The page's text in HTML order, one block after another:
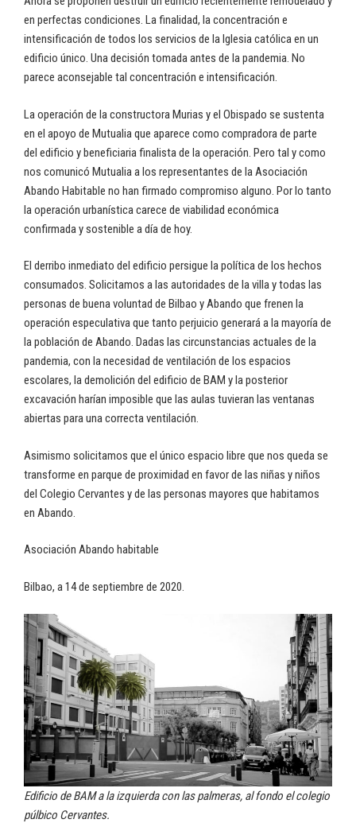
en perfectas condiciones. La finalidad, la concentración e
intensificación de todos los servicios de la Iglesia católica en un
edificio único. Una decisión tomada antes de la pandemia. No
parece aconsejable tal concentración e intensificación.
La operación de la constructora Murias y el Obispado se sustenta
en el apoyo de Mutualia que aparece como compradora de parte
del edificio y beneficiaria finalista de la operación. Pero tal y como
nos comunicó Mutualia a los representantes de la Asociación
Abando Habitable no han firmado compromiso alguno. Por lo tanto
la operación urbanística carece de viabilidad económica
confirmada y sostenible a día de hoy.
El derribo inmediato del edificio persigue la política de los hechos
consumados. Solicitamos a las autoridades de la villa y todas las
personas de buena voluntad de Bilbao y Abando que frenen la
operación especulativa que tanto perjuicio generará a la mayoría de
la población de Abando. Dadas las circunstancias actuales de la
pandemia, con la necesidad de ventilación de los espacios
escolares, la demolición del edificio de BAM y la posterior
excavación harían imposible que las aulas tuvieran las ventanas
abiertas para una correcta ventilación.
Asimismo solicitamos que el único espacio libre que nos queda se
transforme en parque de proximidad en favor de las niñas y niños
del Colegio Cervantes y de las personas mayores que habitamos
en Abando.
Asociación Abando habitable
Bilbao, a 14 de septiembre de 2020.
Edificio de BAM a la izquierda con las palmeras, al fondo el colegio
púlbico Cervantes.